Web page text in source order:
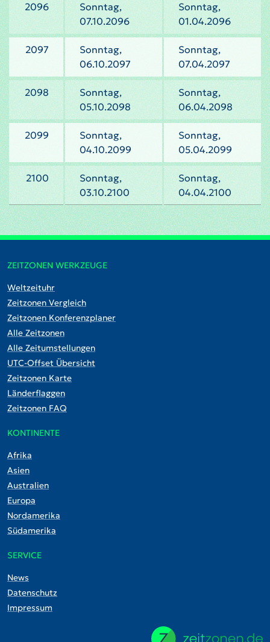
2096
Sonntag,
07.10.2096
Sonntag,
01.04.2096
2097
Sonntag,
06.10.2097
Sonntag,
07.04.2097
2098
Sonntag,
05.10.2098
Sonntag,
06.04.2098
2099
Sonntag,
04.10.2099
Sonntag,
05.04.2099
2100
Sonntag,
03.10.2100
Sonntag,
04.04.2100
ZEITZONEN WERKZEUGE
Weltzeituhr
Zeitzonen Vergleich
Zeitzonen Konferenzplaner
Alle Zeitzonen
Alle Zeitumstellungen
UTC-Offset Übersicht
Zeitzonen Karte
Länderflaggen
Zeitzonen FAQ
KONTINENTE
Afrika
Asien
Australien
Europa
Nordamerika
Südamerika
SERVICE
News
Datenschutz
Impressum